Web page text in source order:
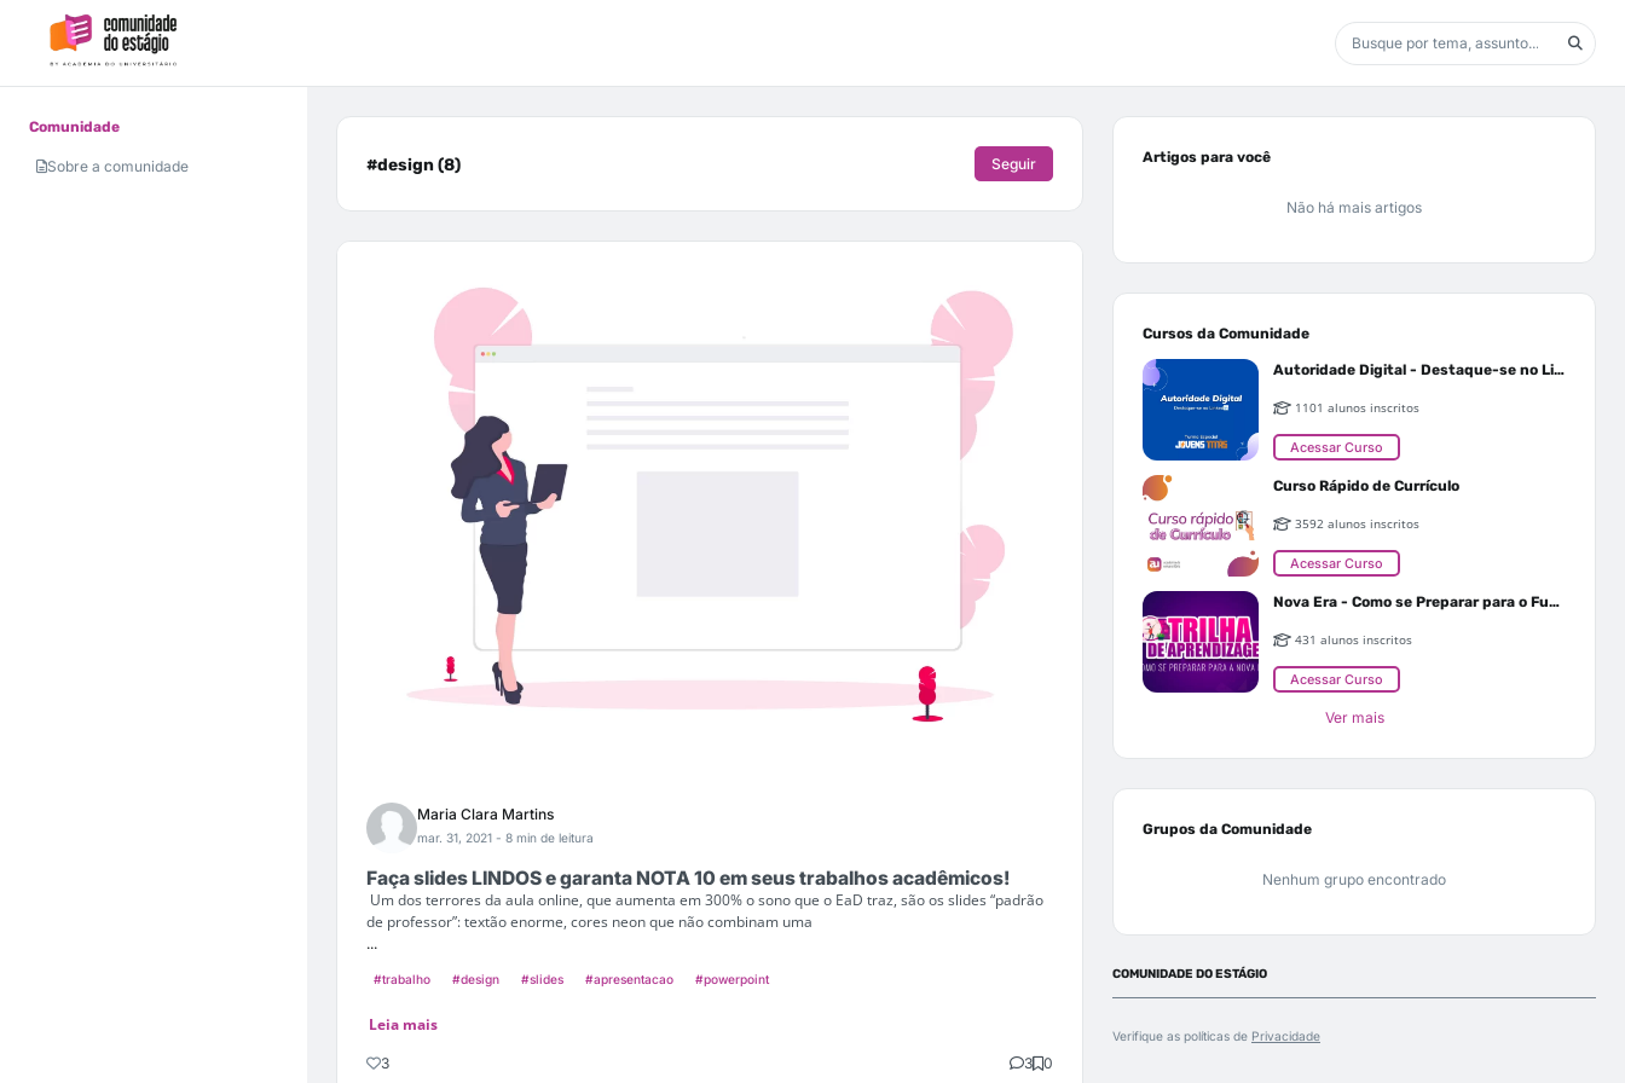
Comunidade
Sobre a comunidade #design (8) Seguir
Maria Clara Martins
mar. 31, 2021 - 8 min de leitura
Faça slides LINDOS e garanta NOTA 10 em seus trabalhos acadêmicos!
Um dos terrores da aula online, que aumenta em 300% o sono que o EaD traz, são os slides “padrão
de professor”: textão enorme, cores neon que não combinam uma
...
#trabalho #design #slides #apresentacao #powerpoint
Leia mais
3 3 0
Artigos para você
Não há mais artigos
Cursos da Comunidade
Autoridade Digital - Destaque-se no Linkedin
1101 alunos inscritos
Acessar Curso
Curso Rápido de Currículo
3592 alunos inscritos
Acessar Curso
Nova Era - Como se Preparar para o Futuro
431 alunos inscritos
Acessar Curso
Ver mais
Grupos da Comunidade
Nenhum grupo encontrado
COMUNIDADE DO ESTÁGIO
Verifique as políticas de Privacidade